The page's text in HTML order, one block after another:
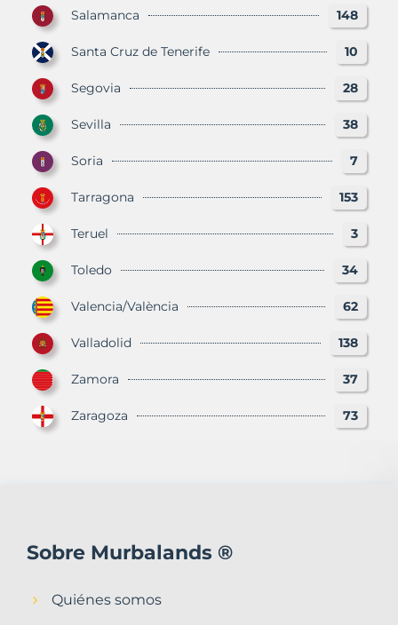
Salamanca 148
Santa Cruz de Tenerife 10
Segovia 28
Sevilla 38
Soria 7
Tarragona 153
Teruel 3
Toledo 34
Valencia/València 62
Valladolid 138
Zamora 37
Zaragoza 73
Sobre Murbalands ®
Quiénes somos